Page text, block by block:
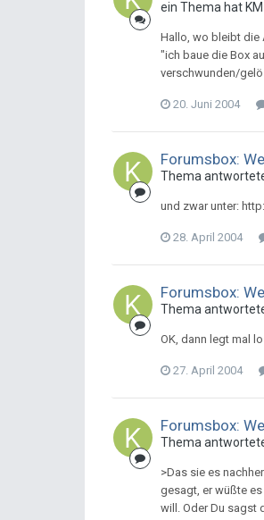
ein Thema hat KM
Hallo, wo bleibt die
"ich baue die Box
verschwunden/
20. Juni 2004
Forumsbox:
Thema
und zwar unter:
28. April 2004
Forumsbox:
Thema
OK, dann legt mal
27. April 2004
Forumsbox:
Thema
>Das sie es
gesagt, er wüßte
will. Oder Du sagst